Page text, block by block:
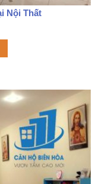
Nội Thất